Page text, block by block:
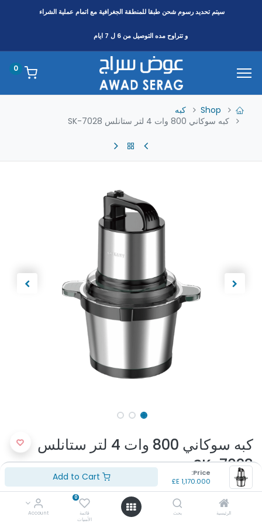
Price:
1,170.000
الرئيسية بحث
0
قائمة
الأمنيات
Account
سيتم تحديد رسوم شحن طبقا للمنطقةالجغرافية مع اتمام عملية الشراء
و تتراوح مده التوصيل من 6 ل 7 ايام
0
Shop
كبه
كبه سوكاني 800 وات 4 لتر ستانلس SK-7028
كبه سوكاني 800 وات 4 لتر ستانلس
SK-7028
(تقييم 0 )
رقم الموديل: SK-7028
اللون: فضي